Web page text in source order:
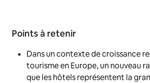
Points à retenir
Dans un contexte de croissance
tourisme en Europe, un nouveau
que les hôtels représentent la